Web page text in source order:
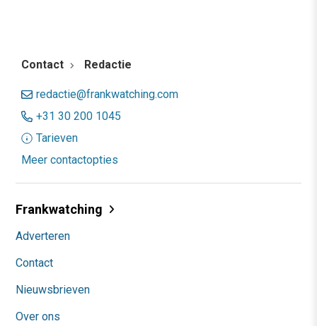
Contact Redactie
redactie@frankwatching.com
+31 30 200 1045
Tarieven
Meer contactopties
Frankwatching
Adverteren
Contact
Nieuwsbrieven
Over ons